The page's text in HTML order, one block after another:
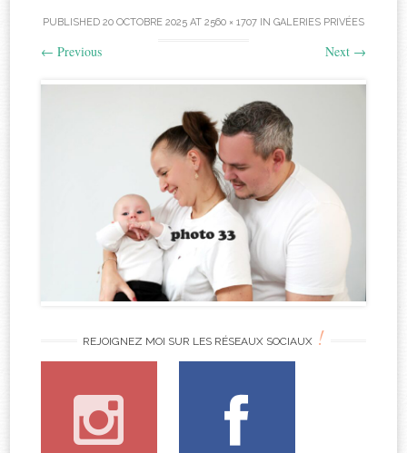
PUBLISHED 20 OCTOBRE 2025 AT 2560 × 1707 IN GALERIES PRIVÉES
← Previous Next →
REJOIGNEZ MOI SUR LES RÉSEAUX SOCIAUX !